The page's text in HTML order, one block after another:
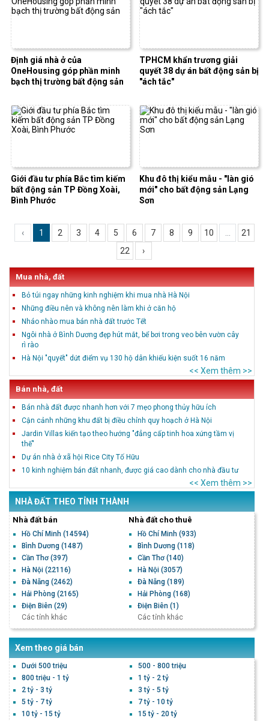
Định giá nhà ở của
OneHousing góp phần minh
bạch thị trường bất động sản
TPHCM khẩn trương giải
quyết 38 dự án bất động sản bị
"ách tắc"
Giới đầu tư phía Bắc tìm kiếm
bất động sản TP Đồng Xoài,
Bình Phước
Khu đô thị kiểu mẫu - "làn gió
mới" cho bất động sản Lạng
Sơn
‹ 1 2 3 4 5 6 7 8 9 10
21
22
›
Mua nhà, đất
Bỏ túi ngay những kinh nghiệm khi mua nhà Hà Nội
Những điều nên và không nên làm khi ở căn hộ
Nháo nhào mua bán nhà đất trước Tết
Ngôi nhà ở Bình Dương đẹp hút mắt, bể bơi trong veo bên vườn cây
rì rào
Hà Nội "quyết" dứt điểm vụ 130 hộ dân khiếu kiện suốt 16 năm
<< Xem thêm >>
Bán nhà, đất
Bán nhà đất được nhanh hơn với 7 mẹo phong thủy hữu ích
Cận cảnh những khu đất bị điều chỉnh quy hoạch ở Hà Nội
Jardin Villas kiến tạo theo hướng "đẳng cấp tinh hoa xứng tầm vị
thế"
Dự án nhà ở xã hội Rice City Tố Hữu
10 kinh nghiệm bán đất nhanh, được giá cao dành cho nhà đầu tư
<< Xem thêm >>
NHÀ ĐẤT THEO TỈNH THÀNH
Nhà đất bán
Hồ Chí Minh (14594)
Bình Dương (1487)
Cần Thơ (397)
Hà Nội (22116)
Đà Nẵng (2462)
Hải Phòng (2165)
Điện Biên (29)
Các tỉnh khác
Nhà đất cho thuê
Hồ Chí Minh(933)
Bình Dương(118)
Cần Thơ(140)
Hà Nội(3057)
Đà Nẵng(189)
Hải Phòng(168)
Điện Biên(1)
Các tỉnh khác
Xem theo giá bán
Dưới 500 triệu
500 - 800 triệu
800 triệu - 1 tỷ
1 tỷ - 2 tỷ
2 tỷ - 3 tỷ
3 tỷ - 5 tỷ
5 tỷ - 7 tỷ
7 tỷ - 10 tỷ
10 tỷ - 15 tỷ
15 tỷ - 20 tỷ